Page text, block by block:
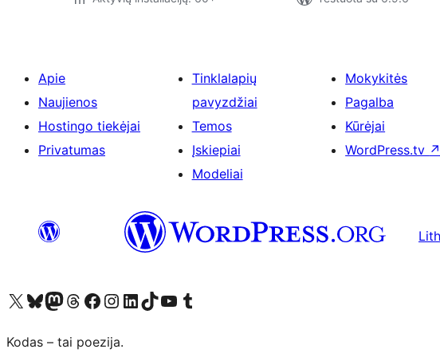
Apie
Naujienos
Hostingo tiekėjai
Privatumas
Tinklalapių
pavyzdžiai
Temos
Įskiepiai
Modeliai
Mokykitės
Pagalba
Kūrėjai
WordPress.tv ↗
Visit our X (formerly Twitter) account
Apsilankykite mūsų Bluesky paskyroje
Visit our Mastodon account
Apsilankykite mūsų Threads paskyroje
Visit our Facebook page
Visit our Instagram account
Visit our LinkedIn account
Apsilankykite mūsų TikTok paskyroje
Visit our YouTube channel
Apsilankykite mūsų Tumblr paskyroje
Kodas – tai poezija.